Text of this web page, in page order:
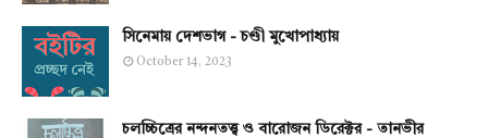
সিনেমায় দেশভাগ - চণ্ডী মুখোপাধ্যায়
October 14, 2023
চলচ্চিত্রের নন্দনতত্ত্ব ও বারোজন ডিরেক্টর - তানভীর